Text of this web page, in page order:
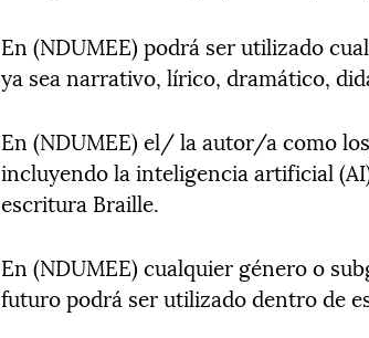
En (NDUMEE) podrá ser utilizado
ya sea narrativo, lírico, dramático,
En (NDUMEE) el/ la autor/a como
incluyendo la inteligencia artificial
escritura Braille.
En (NDUMEE) cualquier género o
futuro podrá ser utilizado dentro de